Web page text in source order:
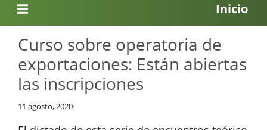
Inicio
Curso sobre operatoria de
exportaciones: Están abiertas
las inscripciones
11 agosto, 2020